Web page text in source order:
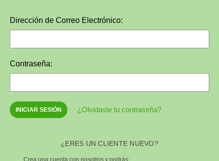
Dirección de Correo Electrónico:
Contraseña:
¿Olvidaste tu contraseña?
¿ERES UN CLIENTE NUEVO?
Crea una cuenta con nosotros y podrás: